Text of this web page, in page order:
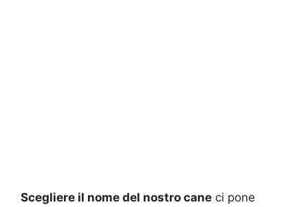
Scegliere il nome del nostro cane ci pone